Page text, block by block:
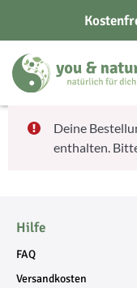
Deine
enthalten.
Hilfe
FAQ
Versandkosten